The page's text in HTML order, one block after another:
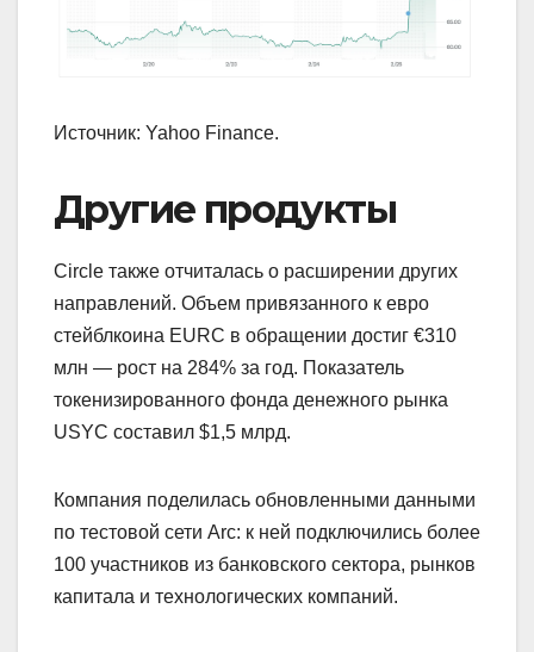
Источник: Yahoo Finance.
Другие продукты
Circle также отчиталась о расширении других
направлений. Объем привязанного к евро
стейблкоина EURC в обращении достиг €310
млн — рост на 284% за год. Показатель
токенизированного фонда денежного рынка
USYC составил $1,5 млрд.
Компания поделилась обновленными данными
по тестовой сети Arc: к ней подключились более
100 участников из банковского сектора, рынков
капитала и технологических компаний.